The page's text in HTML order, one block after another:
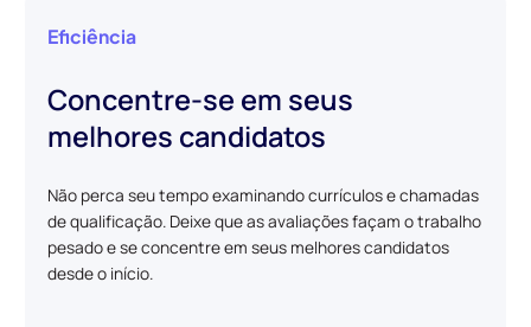
Eficiência
Concentre-se em seus
melhores candidatos
Não perca seu tempo examinando currículos e chamadas
de qualificação. Deixe que as avaliações façam o trabalho
pesado e se concentre em seus melhores candidatos
desde o início.